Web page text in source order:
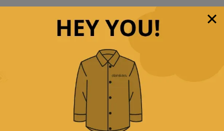
Άμεση αποστολή& γρήγορη παράδοση
Παρέχουμε δωρεάν μεταφορικά με αγορές άνω των
όλες τις πιστωτικές &